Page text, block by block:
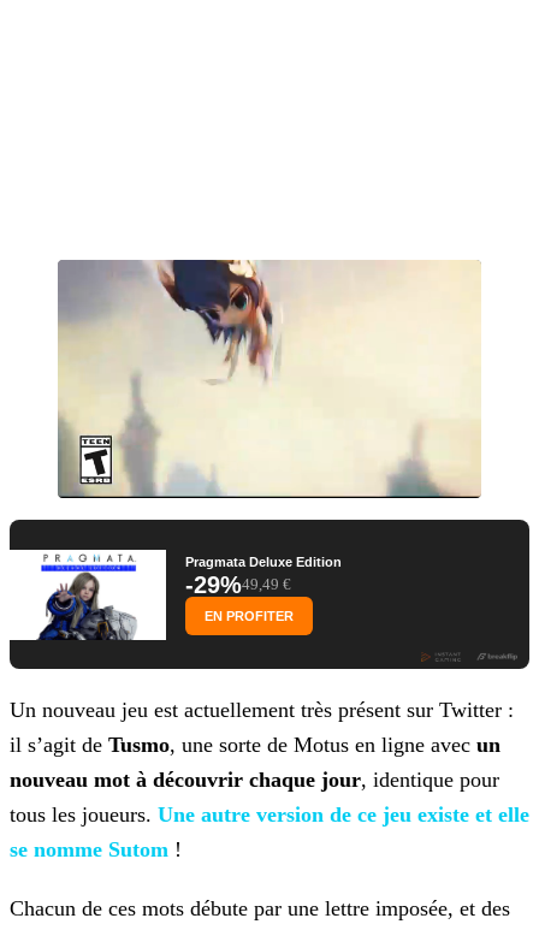
Pragmata Deluxe Edition
-29%49,49 €
EN PROFITER
Un nouveau jeu est actuellement très présent sur Twitter :
il s’agit de Tusmo, une sorte de Motus en ligne avec un
nouveau mot à découvrir chaque jour, identique pour
tous les joueurs. Une autre version de ce jeu existe et elle
se nomme Sutom !
Chacun de ces mots débute par une lettre imposée, et des